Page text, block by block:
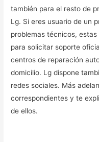
también para el resto de
Lg. Si eres usuario de un
problemas técnicos,
para solicitar soporte
centros de reparación
domicilio. Lg dispone
redes sociales. Más
correspondientes y te
de ellos.